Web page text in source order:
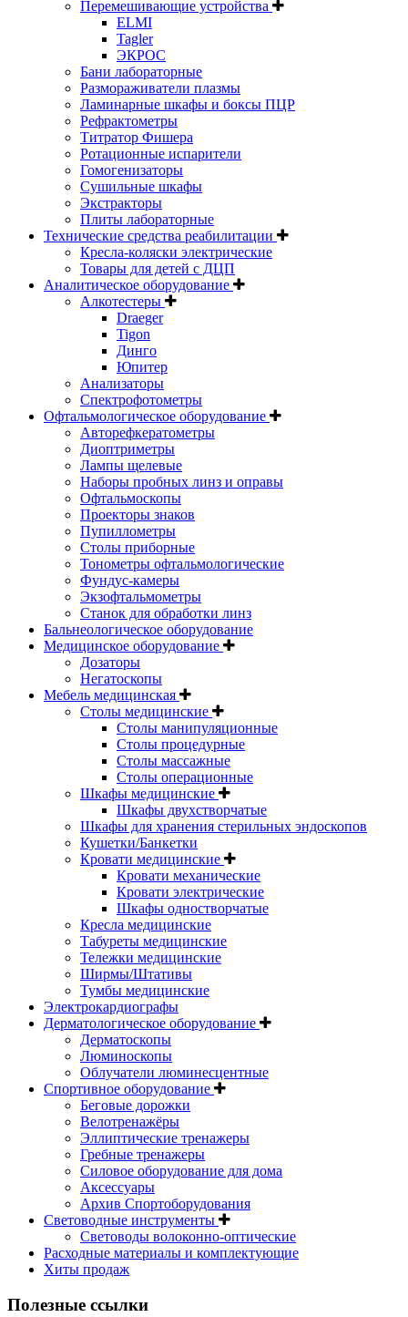
Перемешивающие устройства
ELMI
Tagler
ЭКРОС
Бани лабораторные
Размораживатели плазмы
Ламинарные шкафы и боксы ПЦР
Рефрактометры
Титратор Фишера
Ротационные испарители
Гомогенизаторы
Сушильные шкафы
Экстракторы
Плиты лабораторные
Технические средства реабилитации
Кресла-коляски электрические
Товары для детей с ДЦП
Аналитическое оборудование
Алкотестеры
Draeger
Tigon
Динго
Юпитер
Анализаторы
Спектрофотометры
Офтальмологическое оборудование
Авторефкератометры
Диоптриметры
Лампы щелевые
Наборы пробных линз и оправы
Офтальмоскопы
Проекторы знаков
Пупиллометры
Столы приборные
Тонометры офтальмологические
Фундус-камеры
Экзофтальмометры
Станок для обработки линз
Бальнеологическое оборудование
Медицинское оборудование
Дозаторы
Негатоскопы
Мебель медицинская
Столы медицинские
Столы манипуляционные
Столы процедурные
Столы массажные
Столы операционные
Шкафы медицинские
Шкафы двухстворчатые
Шкафы для хранения стерильных эндоскопов
Кушетки/Банкетки
Кровати медицинские
Кровати механические
Кровати электрические
Шкафы одностворчатые
Кресла медицинские
Табуреты медицинские
Тележки медицинские
Ширмы/Штативы
Тумбы медицинские
Электрокардиографы
Дерматологическое оборудование
Дерматоскопы
Люминоскопы
Облучатели люминесцентные
Спортивное оборудование
Беговые дорожки
Велотренажёры
Эллиптические тренажеры
Гребные тренажеры
Силовое оборудование для дома
Аксессуары
Архив Спортоборудования
Световодные инструменты
Световоды волоконно-оптические
Расходные материалы и комплектующие
Хиты продаж
Полезные ссылки